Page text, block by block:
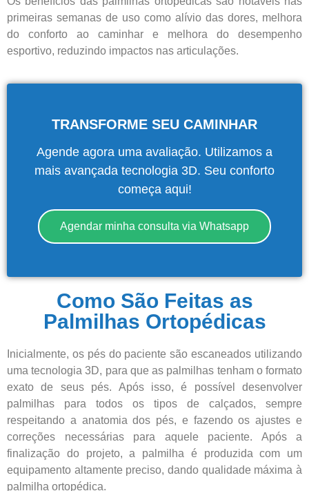
primeiras semanas de uso como a lívio das dores, melhora
do conforto ao caminhar e melhora do desempenho
esportivo, reduzindo impactos nas articulações.
TRANSFORME SEU CAMINHAR
Agende agora uma avaliação. Utilizamos a
mais avançada tecnologia 3D. Seu conforto
começa aqui!
Agendar minha consulta via Whatsapp
Como São Feitas as
Palmilhas Ortopédicas
Inicialmente, os pés do paciente são escaneados utilizando
uma tecnologia 3D, para que as palmilhas tenham o formato
exato de seus pés. Após isso, é possível desenvolver
palmilhas para todos os tipos de calçados, sempre
respeitando a anatomia dos pés, e fazendo os ajustes e
correções necessárias para aquele paciente. Após a
finalização do projeto, a palmilha é produzida com um
equipamento altamente preciso, dando qualidade máxima à
palmilha ortopédica.